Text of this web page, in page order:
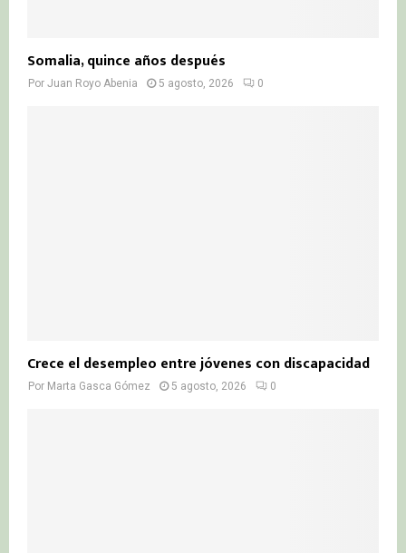
Somalia, quince años después
Por Juan Royo Abenia 5 agosto, 2026 0
Crece el desempleo entre jóvenes con discapacidad
Por Marta Gasca Gómez 5 agosto, 2026 0